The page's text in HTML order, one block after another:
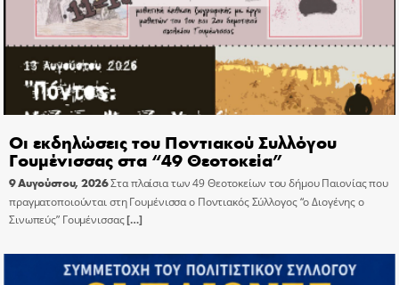
Οι εκδηλώσεις του Ποντιακού Συλλόγου
Γουμένισσας στα “49 Θεοτοκεία”
9 Αυγούστου, 2026Στα πλαίσια των 49 Θεοτοκείων του δήμου Παιονίας που
πραγματοποιούνται στη Γουμένισσα ο Ποντιακός Σύλλογος “ο Διογένης ο
Σινωπεύς” Γουμένισσας[…]